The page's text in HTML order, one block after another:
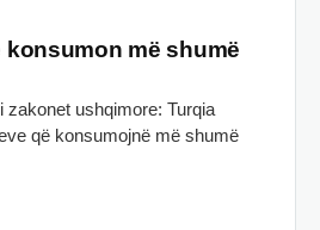
konsumon më shumë
zakonet ushqimore: Turqia
që konsumojnë më shumë